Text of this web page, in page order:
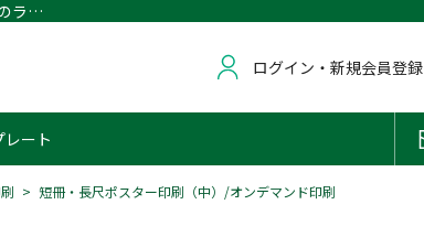
短冊・長尺ポスター印刷（中）/オンデマンド印刷｜名刺・封筒作成のラクサポCAINZ １ヶ所配送無料
ログイン・新規会員登録
レート
短冊・長尺ポスター印刷（中）/オンデマンド印刷